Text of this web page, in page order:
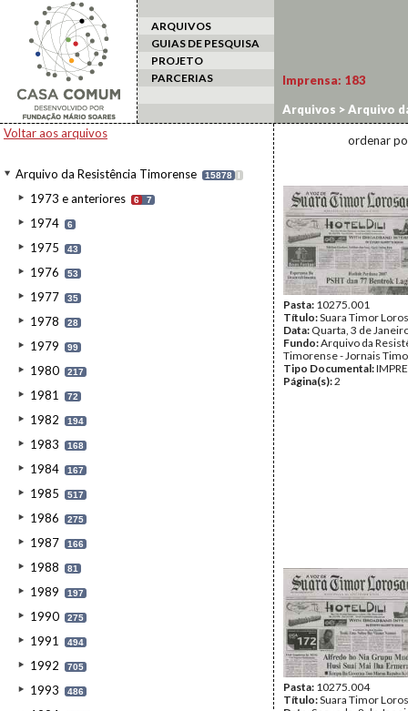
ARQUIVOS
GUIAS DE PESQUISA
PROJETO
PARCERIAS
Voltar aos arquivos
Arquivo da Resistência Timorense 15878 I
1973 e anteriores 6 7
1974 6
1975 43
1976 53
1977 35
1978 28
1979 99
1980 217
1981 72
1982 194
1983 168
1984 167
1985 517
1986 275
1987 166
1988 81
1989 197
1990 275
1991 494
1992 705
1993 486
Imprensa: 183
Arquivos >Arquivo
2007
ordenar
Pasta: 10275.001
Título:Suara Timor
Data: Quarta, 3 de
Fundo:Arquivo da
Timorense - Jornais
Tipo Documental:
Página(s):2
Pasta: 10275.004
Título:Suara Timor